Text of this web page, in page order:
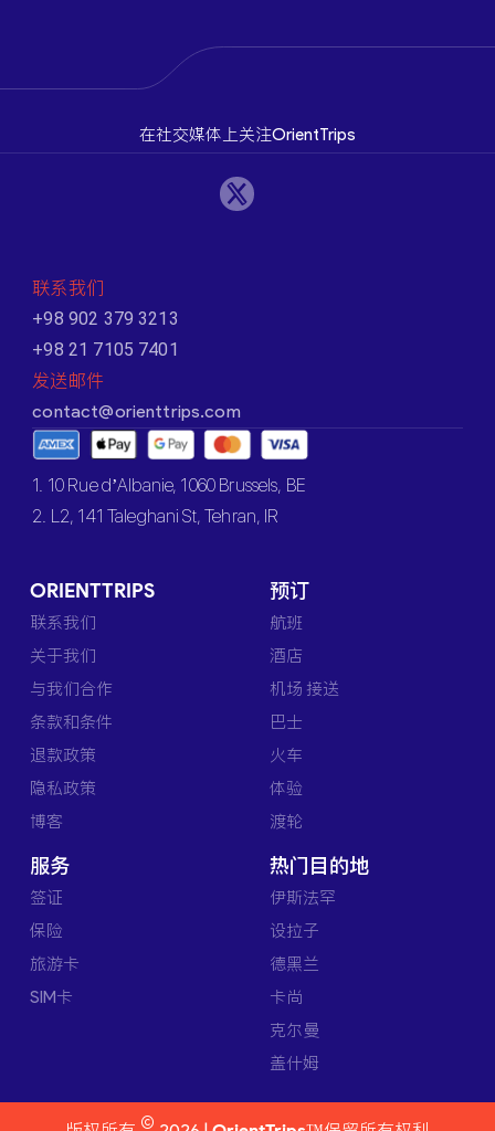
在社交媒体上关注OrientTrips
联系我们
+98 902 379 3213
+98 21 7105 7401
发送邮件
contact@orienttrips.com
1. 10 Rue d’Albanie, 1060 Brussels, BE
2. L2, 141 Taleghani St, Tehran, IR
ORIENTTRIPS
联系我们
关于我们
与我们合作
条款和条件
退款政策
隐私政策
博客
预订
航班
酒店
机场 接送
巴士
火车
体验
渡轮
服务
签证
保险
旅游卡
SIM卡
热门目的地
伊斯法罕
设拉子
德黑兰
卡尚
克尔曼
盖什姆